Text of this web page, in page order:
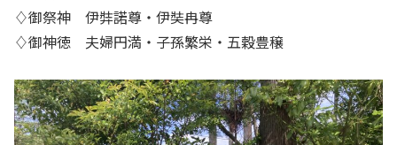
♢御祭神 伊弉諾尊・伊奘冉尊
♢御神徳 夫婦円満・子孫繁栄・五穀豊穣